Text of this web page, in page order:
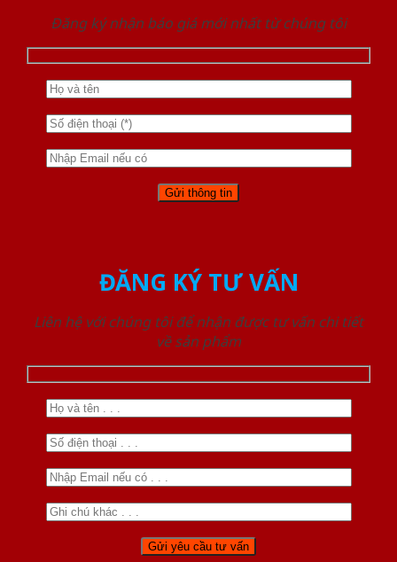
Đăng ký nhận báo giá mới nhất từ chúng tôi
ĐĂNG KÝ TƯ VẤN
Liên hệ với chúng tôi để nhận được tư vấn chi tiết
về sản phẩm